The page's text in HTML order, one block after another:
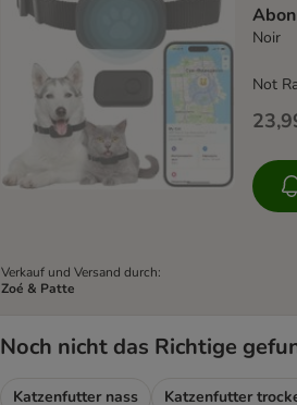
Verkauf und Versand durch:
Zoé & Patte
Noir
Not
Noch nicht das Richtige
Katzenfutter nass
Katzenfutter